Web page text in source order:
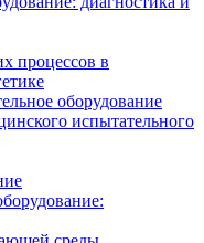
процессов в
оборудование
испытательного